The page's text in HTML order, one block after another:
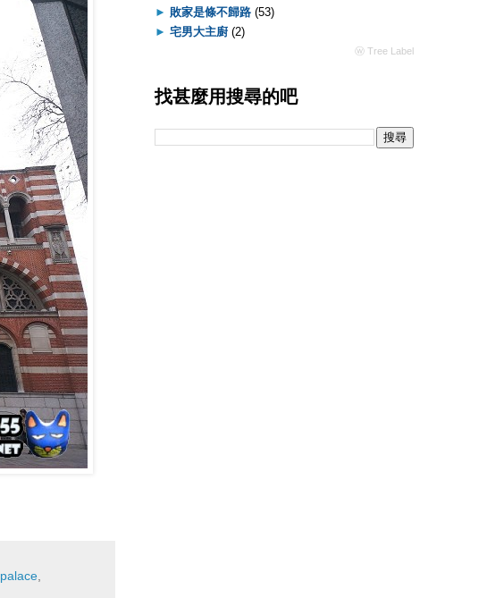
► 敗家是條不歸路 (53)
► 宅男大主廚 (2)
ⓦ Tree Label
找甚麼用搜尋的吧